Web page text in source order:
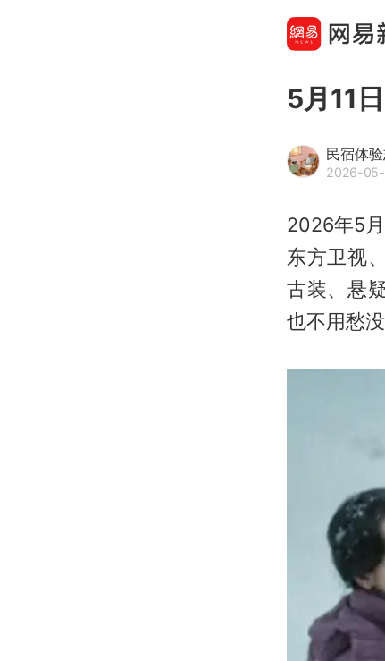
5月11
民宿体
2026-05-
2026年5
东方卫视
古装、悬
也不用愁没